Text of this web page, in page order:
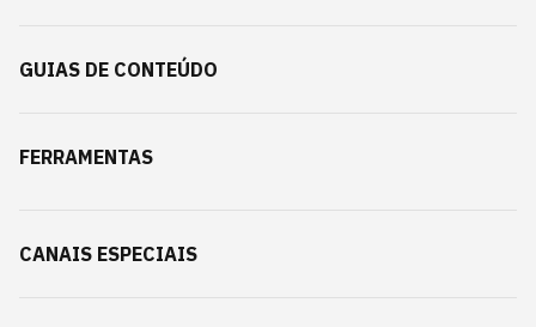
GUIAS DE CONTEÚDO
FERRAMENTAS
CANAIS ESPECIAIS